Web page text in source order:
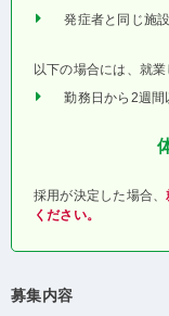
発症者と同じ施
以下の場合には、就
勤務日から2週
採用が決定した場合、
ください。
募集内容